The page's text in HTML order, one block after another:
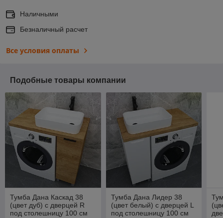
Наличными
Безналичный расчет
Все условия оплаты
Подобные товары компании
Тумба Дана Каскад 38
(цвет дуб) с дверцей R
под столешницу 100 см
Тумба Дана Лидер 38
(цвет белый) с дверцей L
под столешницу 100 см